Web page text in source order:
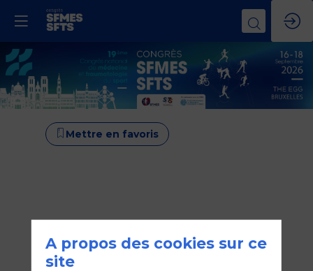
Mettre en favoris
A propos des cookies sur ce
site